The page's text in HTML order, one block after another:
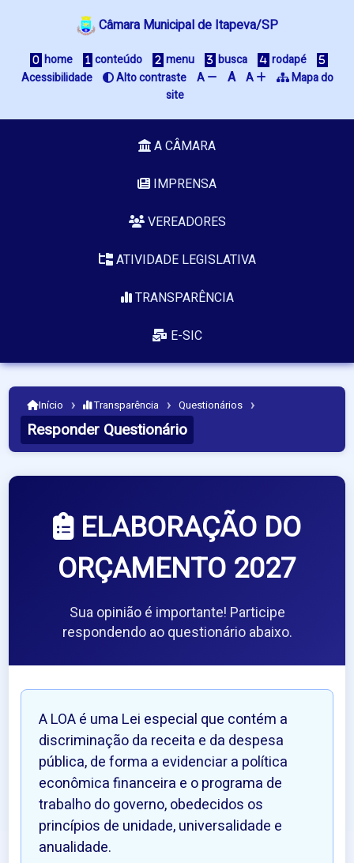
Câmara Municipal de Itapeva/SP
home conteúdo menu busca
rodapé
Acessibilidade
Alto contraste A A A
Mapa do
site
A CÂMARA
IMPRENSA
VEREADORES
ATIVIDADE LEGISLATIVA
TRANSPARÊNCIA
E-SIC
Início › Transparência › Questionários ›
Responder Questionário
ELABORAÇÃO DO
ORÇAMENTO 2027
Sua opinião é importante! Participe
respondendo ao questionário abaixo.
A LOA é uma Lei especial que contém a
discriminação da receita e da despesa
pública, de forma a evidenciar a política
econômica financeira e o programa de
trabalho do governo, obedecidos os
princípios de unidade, universalidade e
anualidade.